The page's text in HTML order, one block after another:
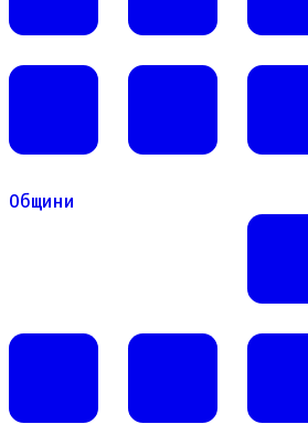
Общини